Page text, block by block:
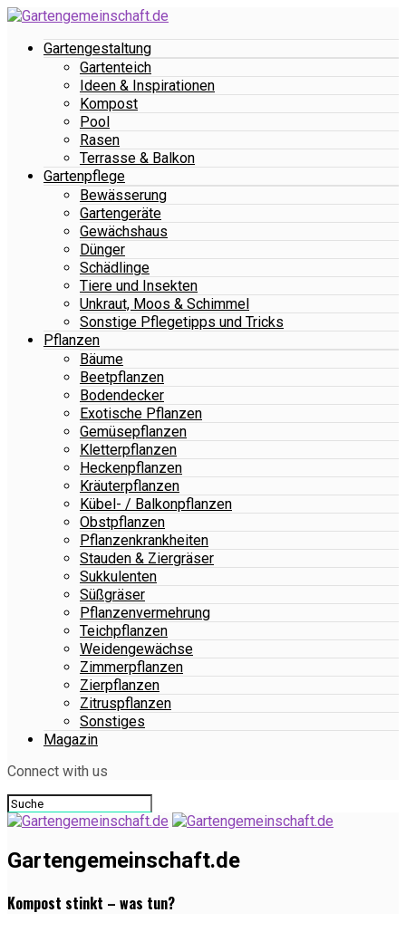
Gartengestaltung
Gartenteich
Ideen & Inspirationen
Kompost
Pool
Rasen
Terrasse & Balkon
Gartenpflege
Bewässerung
Gartengeräte
Gewächshaus
Dünger
Schädlinge
Tiere und Insekten
Unkraut, Moos & Schimmel
Sonstige Pflegetipps und Tricks
Pflanzen
Bäume
Beetpflanzen
Bodendecker
Exotische Pflanzen
Gemüsepflanzen
Kletterpflanzen
Heckenpflanzen
Kräuterpflanzen
Kübel- / Balkonpflanzen
Obstpflanzen
Pflanzenkrankheiten
Stauden & Ziergräser
Sukkulenten
Süßgräser
Pflanzenvermehrung
Teichpflanzen
Weidengewächse
Zimmerpflanzen
Zierpflanzen
Zitruspflanzen
Sonstiges
Magazin
Connect with us
Gartengemeinschaft.de
Kompost stinkt – was tun?